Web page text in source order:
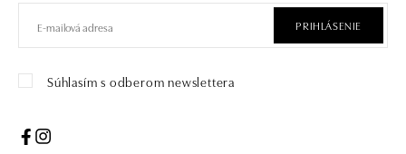
PRIHLÁSENIE
Súhlasím s odberom newslettera